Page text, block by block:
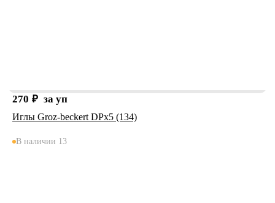
270 ₽ за уп
Иглы Groz-beckert DPx5 (134)
В наличии 13